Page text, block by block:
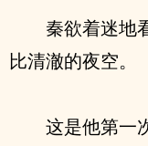
秦欲着迷地
比清澈的夜空。
这是他第一